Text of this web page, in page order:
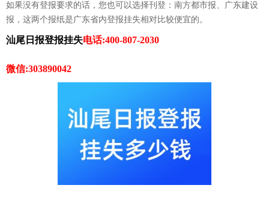
如果没有登报要求的话，您也可以选择刊登：南方都市报、广东建设
报，这两个报纸是广东省内登报挂失相对比较便宜的。
汕尾日报登报挂失电话:400-807-2030
微信:303890042